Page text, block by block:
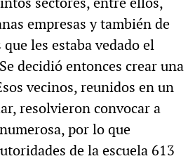
empresas y también de
les estaba vedado el
decidió entonces crear una
vecinos, reunidos en un
resolvieron convocar a
por lo que
de la escuela 613